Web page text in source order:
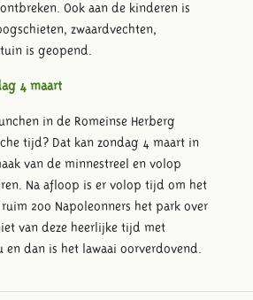
Ook aan de kinderen is
zwaardvechten,
is geopend.
4 maart
in de Romeinse Herberg
tijd? Dat kan zondag 4 maart in
van de minnestreel en volop
Na afloop is er volop tijd om het
200 Napoleonners het park over
van deze heerlijke tijd met
en dan is het lawaai oorverdovend.